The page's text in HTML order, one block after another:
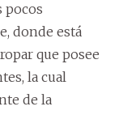
pocos
donde está
que posee
la cual
de la